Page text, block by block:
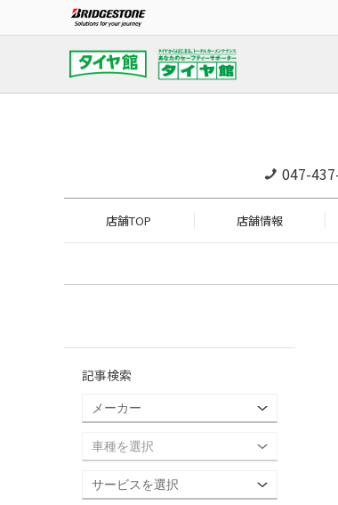
047-
店舗TOP 店舗情報
記事検索